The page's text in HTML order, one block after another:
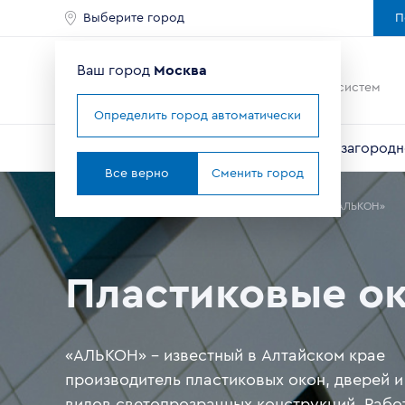
Выберите город
Ведущий мировой
производитель оконных систем
Для
ООО «АЛЬКОН»
Пластиковые
«АЛЬКОН» – известный в Алтайском крае
производитель пластиковых окон, дверей и
Ваш город Москва
Определить город автоматически
Все верно Сменить город